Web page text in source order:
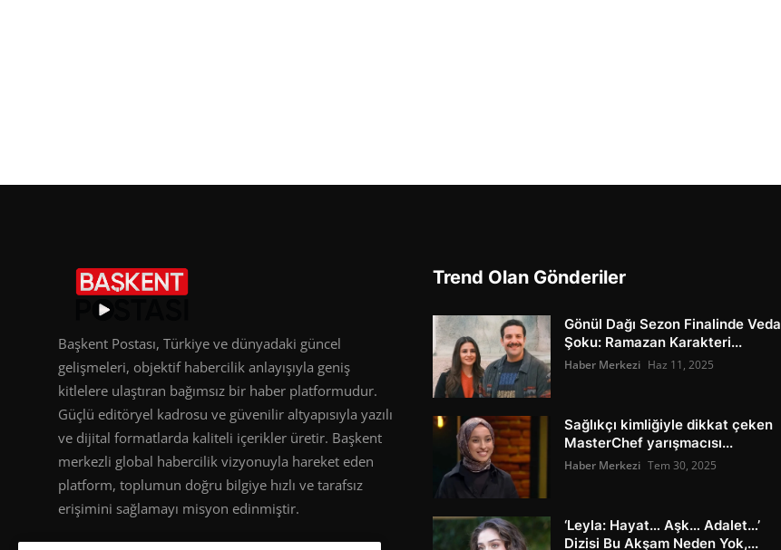
Başkent Postası, Türkiye ve dünyadaki güncel
gelişmeleri, objektif habercilik anlayışıyla geniş
kitlelere ulaştıran bağımsız bir haber platformudur.
Güçlü editöryel kadrosu ve güvenilir altyapısıyla yazılı
ve dijital formatlarda kaliteli içerikler üretir. Başkent
merkezli global habercilik vizyonuyla hareket eden
platform, toplumun doğru bilgiye hızlı ve tarafsız
erişimini sağlamayı misyon edinmiştir.
Trend Olan Gönderiler
Gönül Dağı Sezon Finalinde Veda
Şoku: Ramazan Karakteri...
Haber Merkezi Haz 11, 2025
Sağlıkçı kimliğiyle dikkat çeken
MasterChef yarışmacısı...
Haber Merkezi Tem 30, 2025
‘Leyla: Hayat… Aşk… Adalet…’
Dizisi Bu Akşam Neden Yok,...